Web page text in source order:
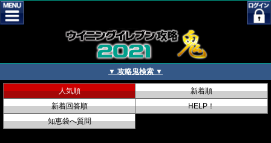
▼ 攻略鬼検索 ▼
人気順
新着順
新着回答順
HELP！
知恵袋へ質問